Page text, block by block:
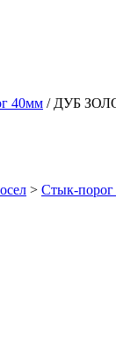
40мм / ДУБ
> Стык-